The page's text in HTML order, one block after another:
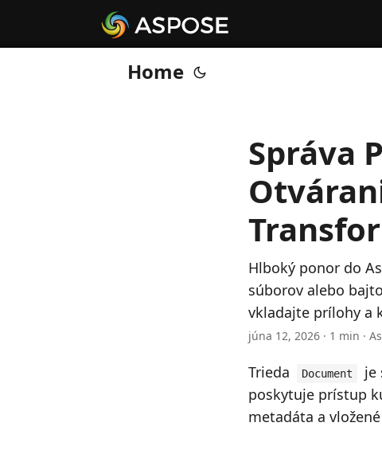
Home
Správa
Hlboký ponor do
súborov alebo
vkladajte prílohy a
júna 12, 2026 · 1 min ·
Trieda Document
je
poskytuje prístup
metadáta a